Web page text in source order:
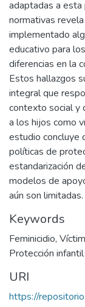
adaptadas a esta
normativas
implementado
educativo para
diferencias en la
Estos hallazgos
integral que
contexto social y
a los hijos como
estudio concluye
políticas de
estandarización
modelos de
aún son limitadas.
Keywords
Feminicidio,
Protección infantil
URI
https://